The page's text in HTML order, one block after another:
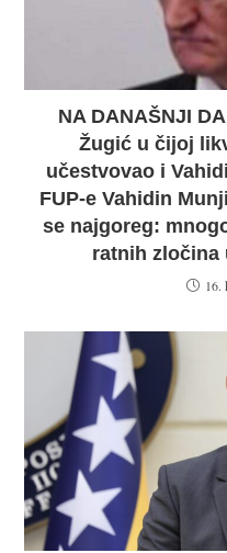
NA DANAŠNJI
Žugić u čijoj
učestvovao i
FUP-e Vahidin
se najgoreg:
ratnih zločina
16.